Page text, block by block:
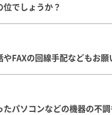
でしょうか？
FAXの回線手配などもお願
たパソコンなどの機器の不